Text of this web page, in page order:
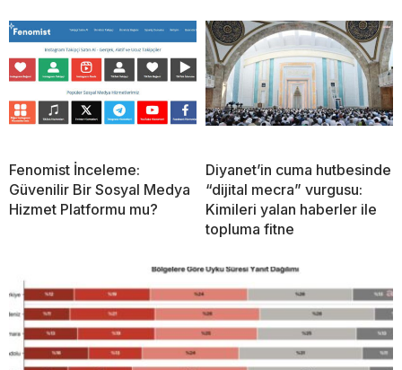
Fenomist İnceleme:
Güvenilir Bir Sosyal Medya
Hizmet Platformu mu?
Diyanet’in cuma hutbesinde
“dijital mecra” vurgusu:
Kimileri yalan haberler ile
topluma fitne